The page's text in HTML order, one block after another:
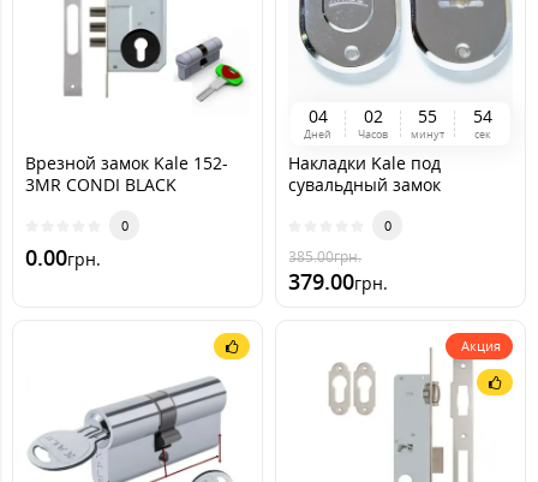
Врезной замок Kale 152-
3MR CONDI BLACK
0
0.00грн.
04
Дней
02
Часов
55
минут
52
сек
Накладки Kale под
сувальдный замок
0
385.00грн.
379.00грн.
Акция